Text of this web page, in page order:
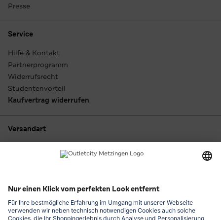
Presse
Service
Hilfe & Kontakt
Partnerprogramm
Widerrufsrecht
Studentenvorteil
Kaufvertrag widerrufen
Versandart